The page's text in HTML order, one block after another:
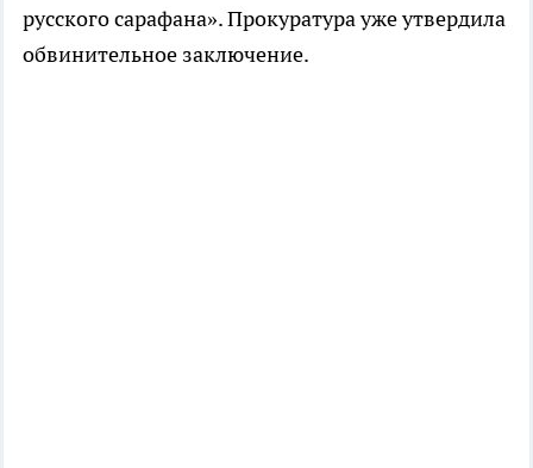
русского сарафана». Прокуратура уже утвердила
обвинительное заключение.